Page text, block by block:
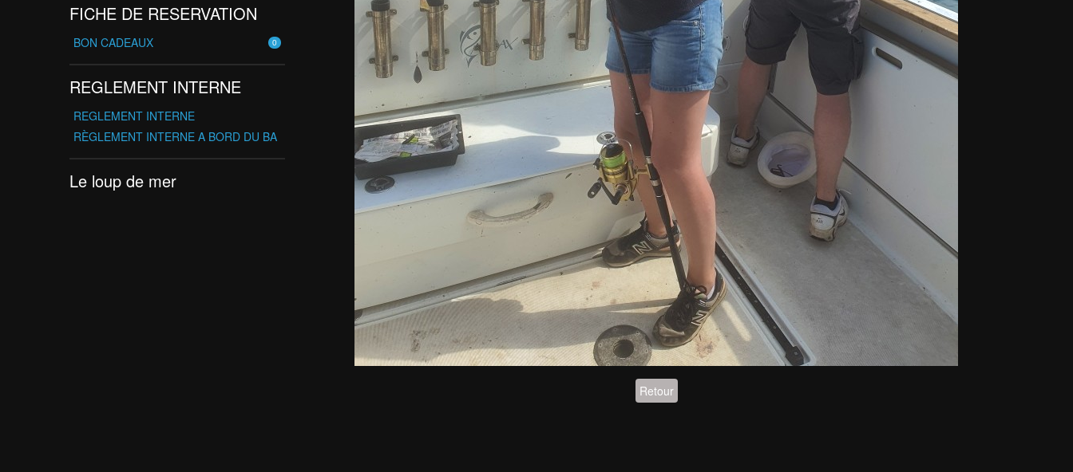
FICHE DE RESERVATION
BON CADEAUX 0
REGLEMENT INTERNE
REGLEMENT INTERNE
RÈGLEMENT INTERNE A BORD DU BA
Le loup de mer
Retour